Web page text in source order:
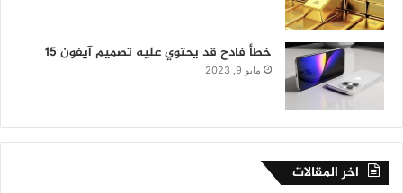
خطأ فادح قد يحتوي عليه تصميم آيفون 15
مايو 9, 2023
اخر المقالات